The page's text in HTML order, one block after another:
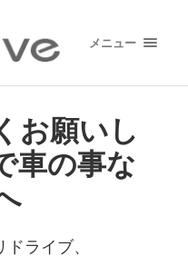
メニュー
お願いし
車の事な
ライブ、